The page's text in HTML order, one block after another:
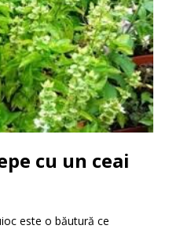
cu un ceai
este o băutură ce